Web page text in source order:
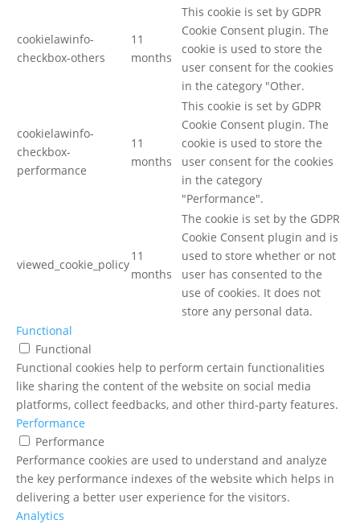
cookielawinfo-
checkbox-others
11
months
This cookie is set by GDPR
Cookie Consent plugin. The
cookie is used to store the
user consent for the cookies
in the category "Other.
cookielawinfo-
checkbox-
performance
11
months
This cookie is set by GDPR
Cookie Consent plugin. The
cookie is used to store the
user consent for the cookies
in the category
"Performance".
viewed_cookie_policy
11
months
The cookie is set by the GDPR
Cookie Consent plugin and is
used to store whether or not
user has consented to the
use of cookies. It does not
store any personal data.
Functional
Functional
Functional cookies help to perform certain functionalities
like sharing the content of the website on social media
platforms, collect feedbacks, and other third-party features.
Performance
Performance
Performance cookies are used to understand and analyze
the key performance indexes of the website which helps in
delivering a better user experience for the visitors.
Analytics